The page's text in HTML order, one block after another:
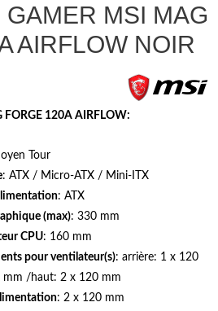
MSI MAG
AIRFLOW NOIR
FORGE 120A AIRFLOW:
Tour
: ATX / Micro-ATX / Mini-ITX
: ATX
(max): 330 mm
CPU: 160 mm
pour ventilateur(s): arrière: 1 x 120
/haut: 2 x 120 mm
: 2 x 120 mm